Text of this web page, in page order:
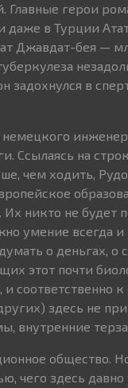
Главные герои
в Турции
Джавдат-бея —
задохнулся в
Ссылаясь на
чем ходить,
никто не будет
умение всегда и
о деньгах,
этот почти
соответственно
здесь не
внутренние
общество.
чего здесь